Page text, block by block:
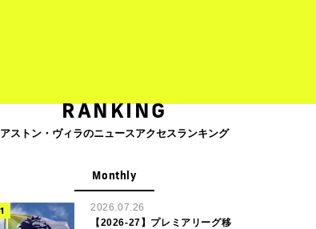
RANKING
アストン・ヴィラのニュースアクセスランキング
Monthly
2026.07.26
【2026-27】プレミアリーグ移